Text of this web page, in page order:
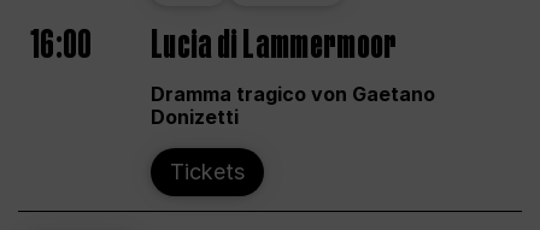
16:00 Lucia di Lammermoor
Dramma tragico von Gaetano
Donizetti
Tickets